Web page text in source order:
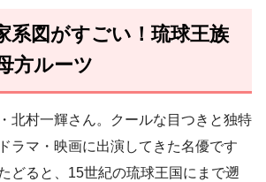
系図がすごい！琉球王族
方ルーツ
北村一輝さん。クールな目つきと独特
ラマ・映画に出演してきた名優です
どると、15世紀の琉球王国にまで遡